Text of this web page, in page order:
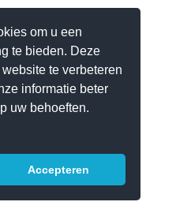
om u een
te bieden. Deze
te verbeteren
informatie beter
uw behoeften.
Accepteren